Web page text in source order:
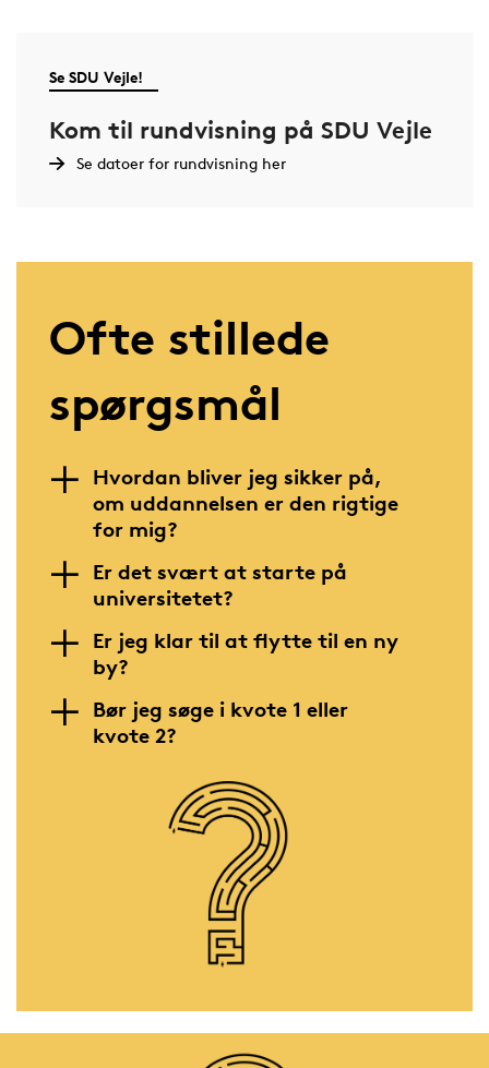
Se SDU Vejle!
Kom til rundvisning på SDU Vejle
Se datoer for rundvisning her
Ofte stillede
spørgsmål
Hvordan bliver jeg sikker på,
om uddannelsen er den rigtige
for mig?
Er det svært at starte på
universitetet?
Er jeg klar til at flytte til en ny
by?
Bør jeg søge i kvote 1 eller
kvote 2?